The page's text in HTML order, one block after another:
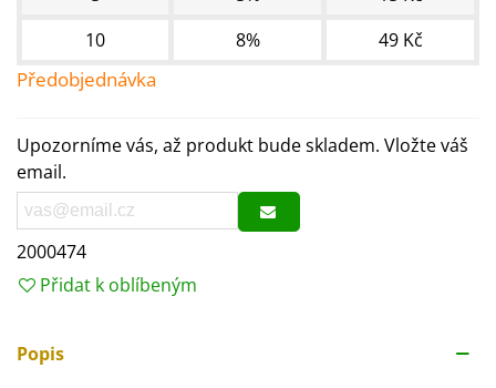
10
8% 49 Kč
Předobjednávka
Upozorníme vás, až produkt bude skladem. Vložte váš
email.
2000474
Přidat k oblíbeným
Popis